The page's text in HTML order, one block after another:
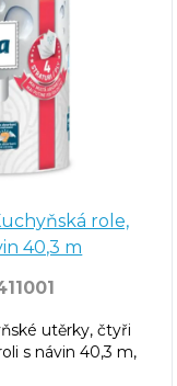
role,
40,3 m
utěrky, čtyři
s návin 40,3 m,